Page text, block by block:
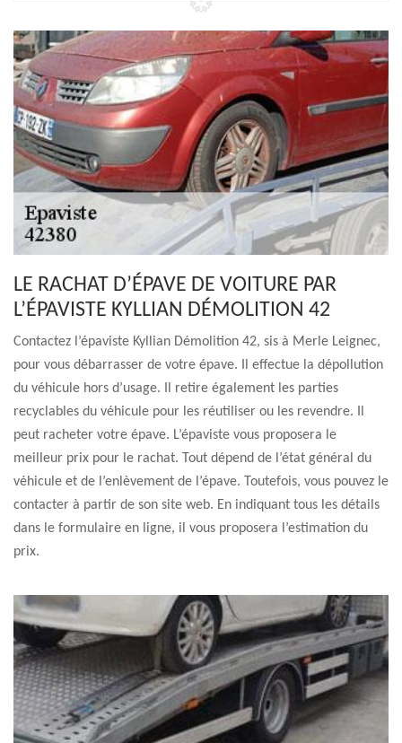
LE RACHAT D’ÉPAVE DE VOITURE PAR
L’ÉPAVISTE KYLLIAN DÉMOLITION 42
Contactez l’épaviste Kyllian Démolition 42, sis à Merle Leignec,
pour vous débarrasser de votre épave. Il effectue la dépollution
du véhicule hors d’usage. Il retire également les parties
recyclables du véhicule pour les réutiliser ou les revendre. Il
peut racheter votre épave. L’épaviste vous proposera le
meilleur prix pour le rachat. Tout dépend de l’état général du
véhicule et de l’enlèvement de l’épave. Toutefois, vous pouvez le
contacter à partir de son site web. En indiquant tous les détails
dans le formulaire en ligne, il vous proposera l’estimation du
prix.